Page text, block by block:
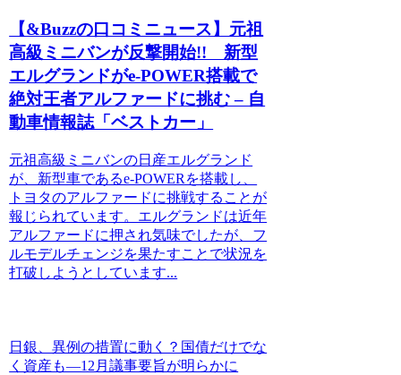
【&Buzzの口コミニュース】元祖
高級ミニバンが反撃開始!! 新型
エルグランドがe-POWER搭載で
絶対王者アルファードに挑む – 自
動車情報誌「ベストカー」
元祖高級ミニバンの日産エルグランド
が、新型車であるe-POWERを搭載し、
トヨタのアルファードに挑戦することが
報じられています。エルグランドは近年
アルファードに押され気味でしたが、フ
ルモデルチェンジを果たすことで状況を
打破しようとしています...
日銀、異例の措置に動く？国債だけでな
く資産も―12月議事要旨が明らかに